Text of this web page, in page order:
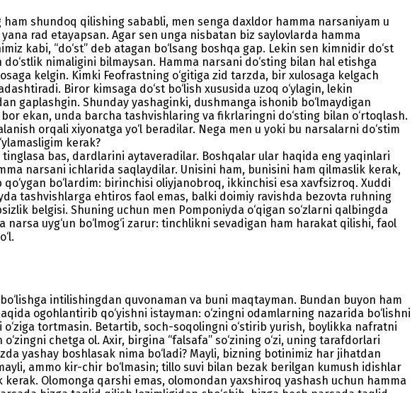
shundoq qilishing sababli, men senga daxldor hamma narsaniyam u
rad etayapsan. Agar sen unga nisbatan biz saylovlarda hamma
kabi, “do‘st” deb atagan bo‘lsang boshqa gap. Lekin sen kimnidir do‘st
nimaligini bilmaysan. Hamma narsani do‘sting bilan hal etishga
kelgin. Kimki Feofrastning o‘gitiga zid tarzda, bir xulosaga kelgach
Biror kimsaga do‘st bo‘lish xususida uzoq o‘ylagin, lekin
gaplashgin. Shunday yashaginki, dushmanga ishonib bo‘lmaydigan
ekan, unda barcha tashvishlaring va fikrlaringni do‘sting bilan o‘rtoqlash.
orqali xiyonatga yo‘l beradilar. Nega men u yoki bu narsalarni do‘stim
kerak?
tinglasa bas, dardlarini aytaveradilar. Boshqalar ular haqida eng yaqinlari
narsani ichlarida saqlaydilar. Unisini ham, bunisini ham qilmaslik kerak,
bo‘lardim: birinchisi oliyjanobroq, ikkinchisi esa xavfsizroq. Xuddi
tashvishlarga ehtiros faol emas, balki doimiy ravishda bezovta ruhning
belgisi. Shuning uchun men Pomponiyda o‘qigan so‘zlarni qalbingda
narsa uyg‘un bo‘lmog‘i zarur: tinchlikni sevadigan ham harakat qilishi, faol
intilishingdan quvonaman va buni maqtayman. Bundan buyon ham
ogohlantirib qo‘yishni istayman: o‘zingni odamlarning nazarida bo‘lishni
tortmasin. Betartib, soch-soqolingni o‘stirib yurish, boylikka nafratni
chetga ol. Axir, birgina “falsafa” so‘zining o‘zi, uning tarafdorlari
yashay boshlasak nima bo‘ladi? Mayli, bizning botinimiz har jihatdan
ammo kir-chir bo‘lmasin; tillo suvi bilan bezak berilgan kumush idishlar
Olomonga qarshi emas, olomondan yaxshiroq yashash uchun hamma